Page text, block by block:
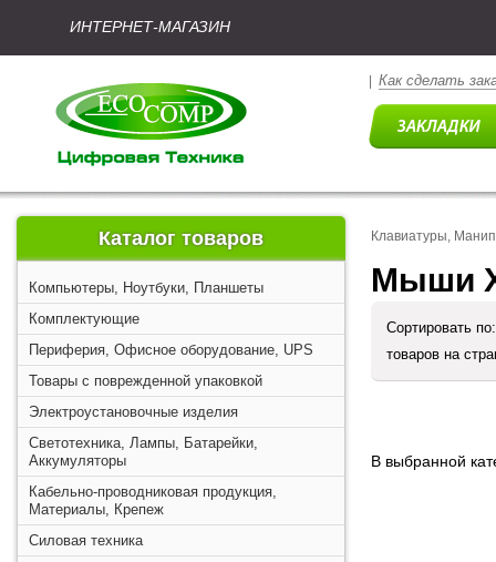
ИНТЕРНЕТ-МАГАЗИН
Как сделать
Каталог товаров
Компьютеры, Ноутбуки, Планшеты
Комплектующие
Периферия, Офисное оборудование, UPS
Товары с поврежденной упаковкой
Электроустановочные изделия
Светотехника, Лампы, Батарейки,
Аккумуляторы
Кабельно-проводниковая продукция,
Материалы, Крепеж
Силовая техника
Клавиатуры,
Мыши
Сортировать
товаров на
В выбранной